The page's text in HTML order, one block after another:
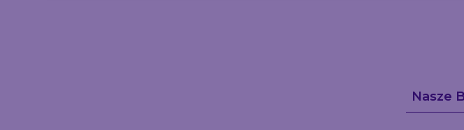
Nasze